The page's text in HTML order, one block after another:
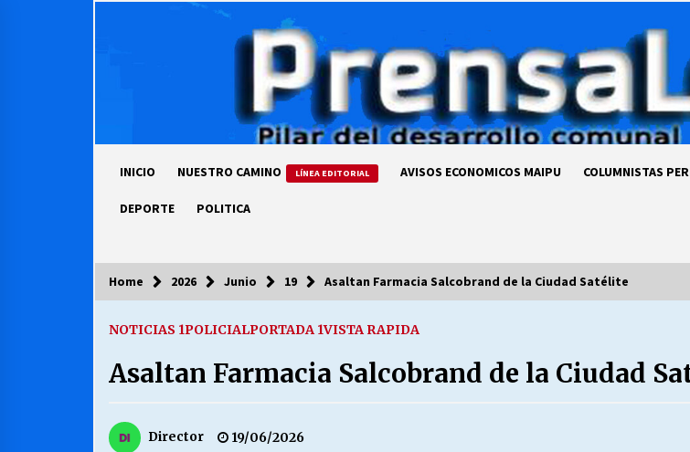
INICIO NUESTRO CAMINO LÍNEA EDITORIAL AVISOS ECONOMICOS MAIPU COLUMNISTAS
DEPORTE POLITICA
COLUMNISTA
luz… ¿Y cuándo van a bajar?
03/08/2026
69 AÑOS DE HISTORIA
28/07/2026
MUNICIPALIDAD, TRABAJADORES,
CLIMA LABORAL:
Home 2026 Junio 19 Asaltan Farmacia Salcobrand de la Ciudad Satélite
NOTICIAS 1POLICIALPORTADA 1VISTA RAPIDA
Asaltan Farmacia Salcobrand de la Ciudad
Director 19/06/2026